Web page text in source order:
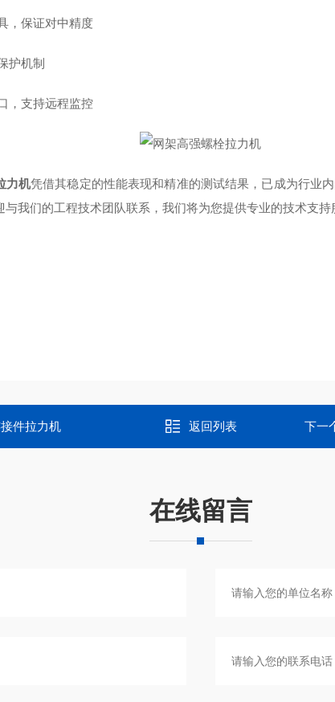
，保证对中精度
护机制
，支持远程监控
力机凭借其稳定的性能表现和精准的测试结果，已成为行业
我们的工程技术团队联系，我们将为您提供专业的技术支持
件拉力机 返回列表 下一
在线留言